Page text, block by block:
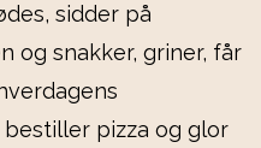
sidder på
og snakker, griner, får
bestiller pizza og glor